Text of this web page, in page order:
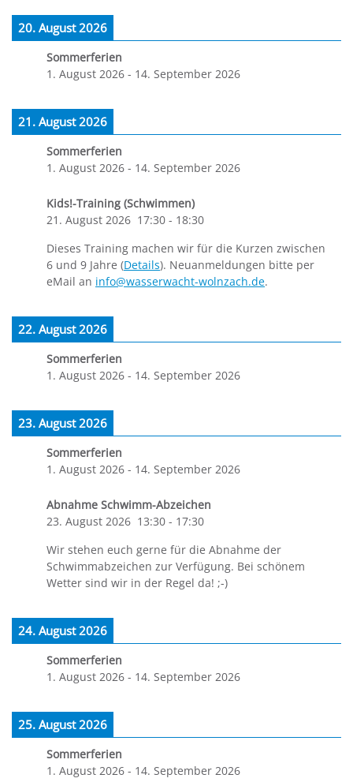
20. August 2026
Sommerferien
1. August 2026 - 14. September 2026
21. August 2026
Sommerferien
1. August 2026 - 14. September 2026
Kids!-Training (Schwimmen)
21. August 2026 17:30 - 18:30
Dieses Training machen wir für die Kurzen zwischen
6 und 9 Jahre (Details). Neuanmeldungen bitte per
eMail an info@wasserwacht-wolnzach.de.
22. August 2026
Sommerferien
1. August 2026 - 14. September 2026
23. August 2026
Sommerferien
1. August 2026 - 14. September 2026
Abnahme Schwimm-Abzeichen
23. August 2026 13:30 - 17:30
Wir stehen euch gerne für die Abnahme der
Schwimmabzeichen zur Verfügung. Bei schönem
Wetter sind wir in der Regel da! ;-)
24. August 2026
Sommerferien
1. August 2026 - 14. September 2026
25. August 2026
Sommerferien
1. August 2026 - 14. September 2026